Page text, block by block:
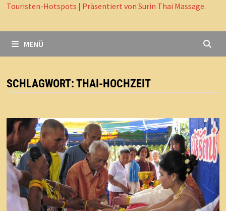
Touristen-Hotspots | Präsentiert von Surin Thai Massage.
MENÜ
SCHLAGWORT: THAI-HOCHZEIT